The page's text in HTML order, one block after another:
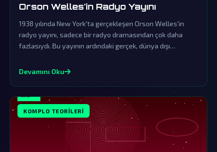
Orson Welles'in Radyo Yayını
1938 yılında New York'ta gerçekleşen Orson Welles'in
radyo yayını, sadece bir radyo dramasından çok daha
fazlasıydı. Bu yayının ardındaki gerçek, dünya dışı
teorileriyle doludur.
Devamını Oku
KOMPLO TEORILERI